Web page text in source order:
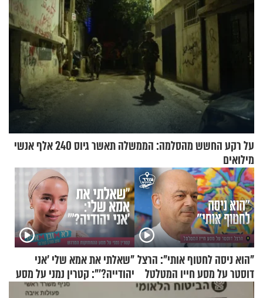
על רקע החשש מהסלמה: הממשלה תאשר גיוס 240 אלף אנשי
מילואים
"הוא ניסה לחטוף אותי": הרצל
דוסטר על מסע חייו המטלטל
"שאלתי את אמא שלי 'אני
יהודייה?'": קטרין נמני על מסע
ההתחזקות המרגש